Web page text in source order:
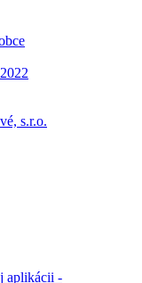
s.r.o.
aplikácii -